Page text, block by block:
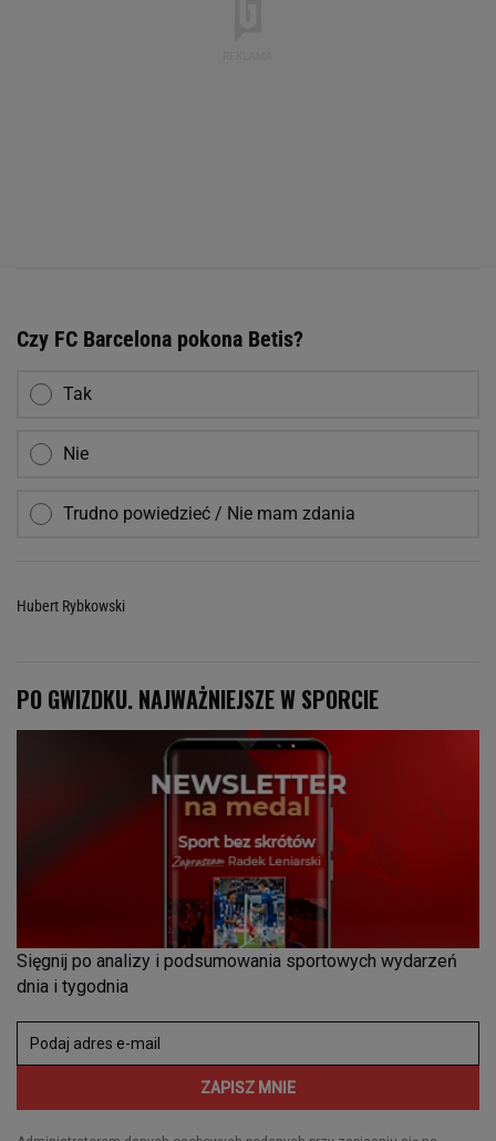
Czy FC Barcelona pokona Betis?
Tak
Nie
Trudno powiedzieć / Nie mam zdania
Hubert Rybkowski